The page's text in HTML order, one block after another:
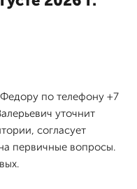
по телефону +7
уточнит
согласует
первичные вопросы.